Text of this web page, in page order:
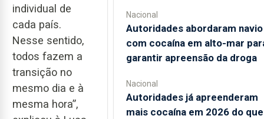
individual de
cada país.
Nesse sentido,
todos fazem a
transição no
mesmo dia e à
mesma hora”,
Nacional
Autoridades abordaram navio
com cocaína em alto-mar
garantir apreensão da droga
Nacional
Autoridades já apreenderam
mais cocaína em 2026 do que